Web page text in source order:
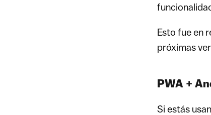
Esto fue en
próximas
PWA +
Si estás